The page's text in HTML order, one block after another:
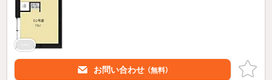
お問い合わせ （無料）